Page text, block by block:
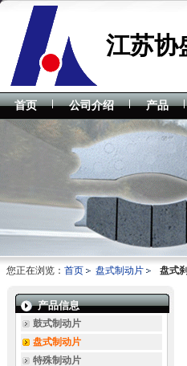
江苏协
首页 公司介绍 产品
您正在浏览： 首页 盘式制动片 盘式
产品信息
鼓式制动片
盘式制动片
特殊制动片